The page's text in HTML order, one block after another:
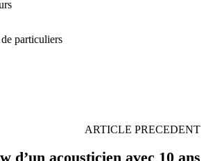
particuliers
ARTICLE PRECEDENT
d’un acousticien avec 10 ans